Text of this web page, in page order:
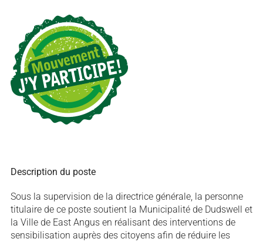
Description du poste
Sous la supervision de la directrice générale, la personne
titulaire de ce poste soutient la Municipalité de Dudswell et
la Ville de East Angus en réalisant des interventions de
sensibilisation auprès des citoyens afin de réduire les